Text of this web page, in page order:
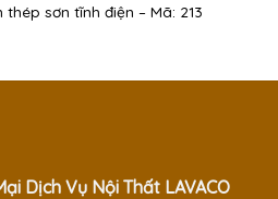
sơn tĩnh điện – Mã: 213
Dịch Vụ Nội Thất LAVACO